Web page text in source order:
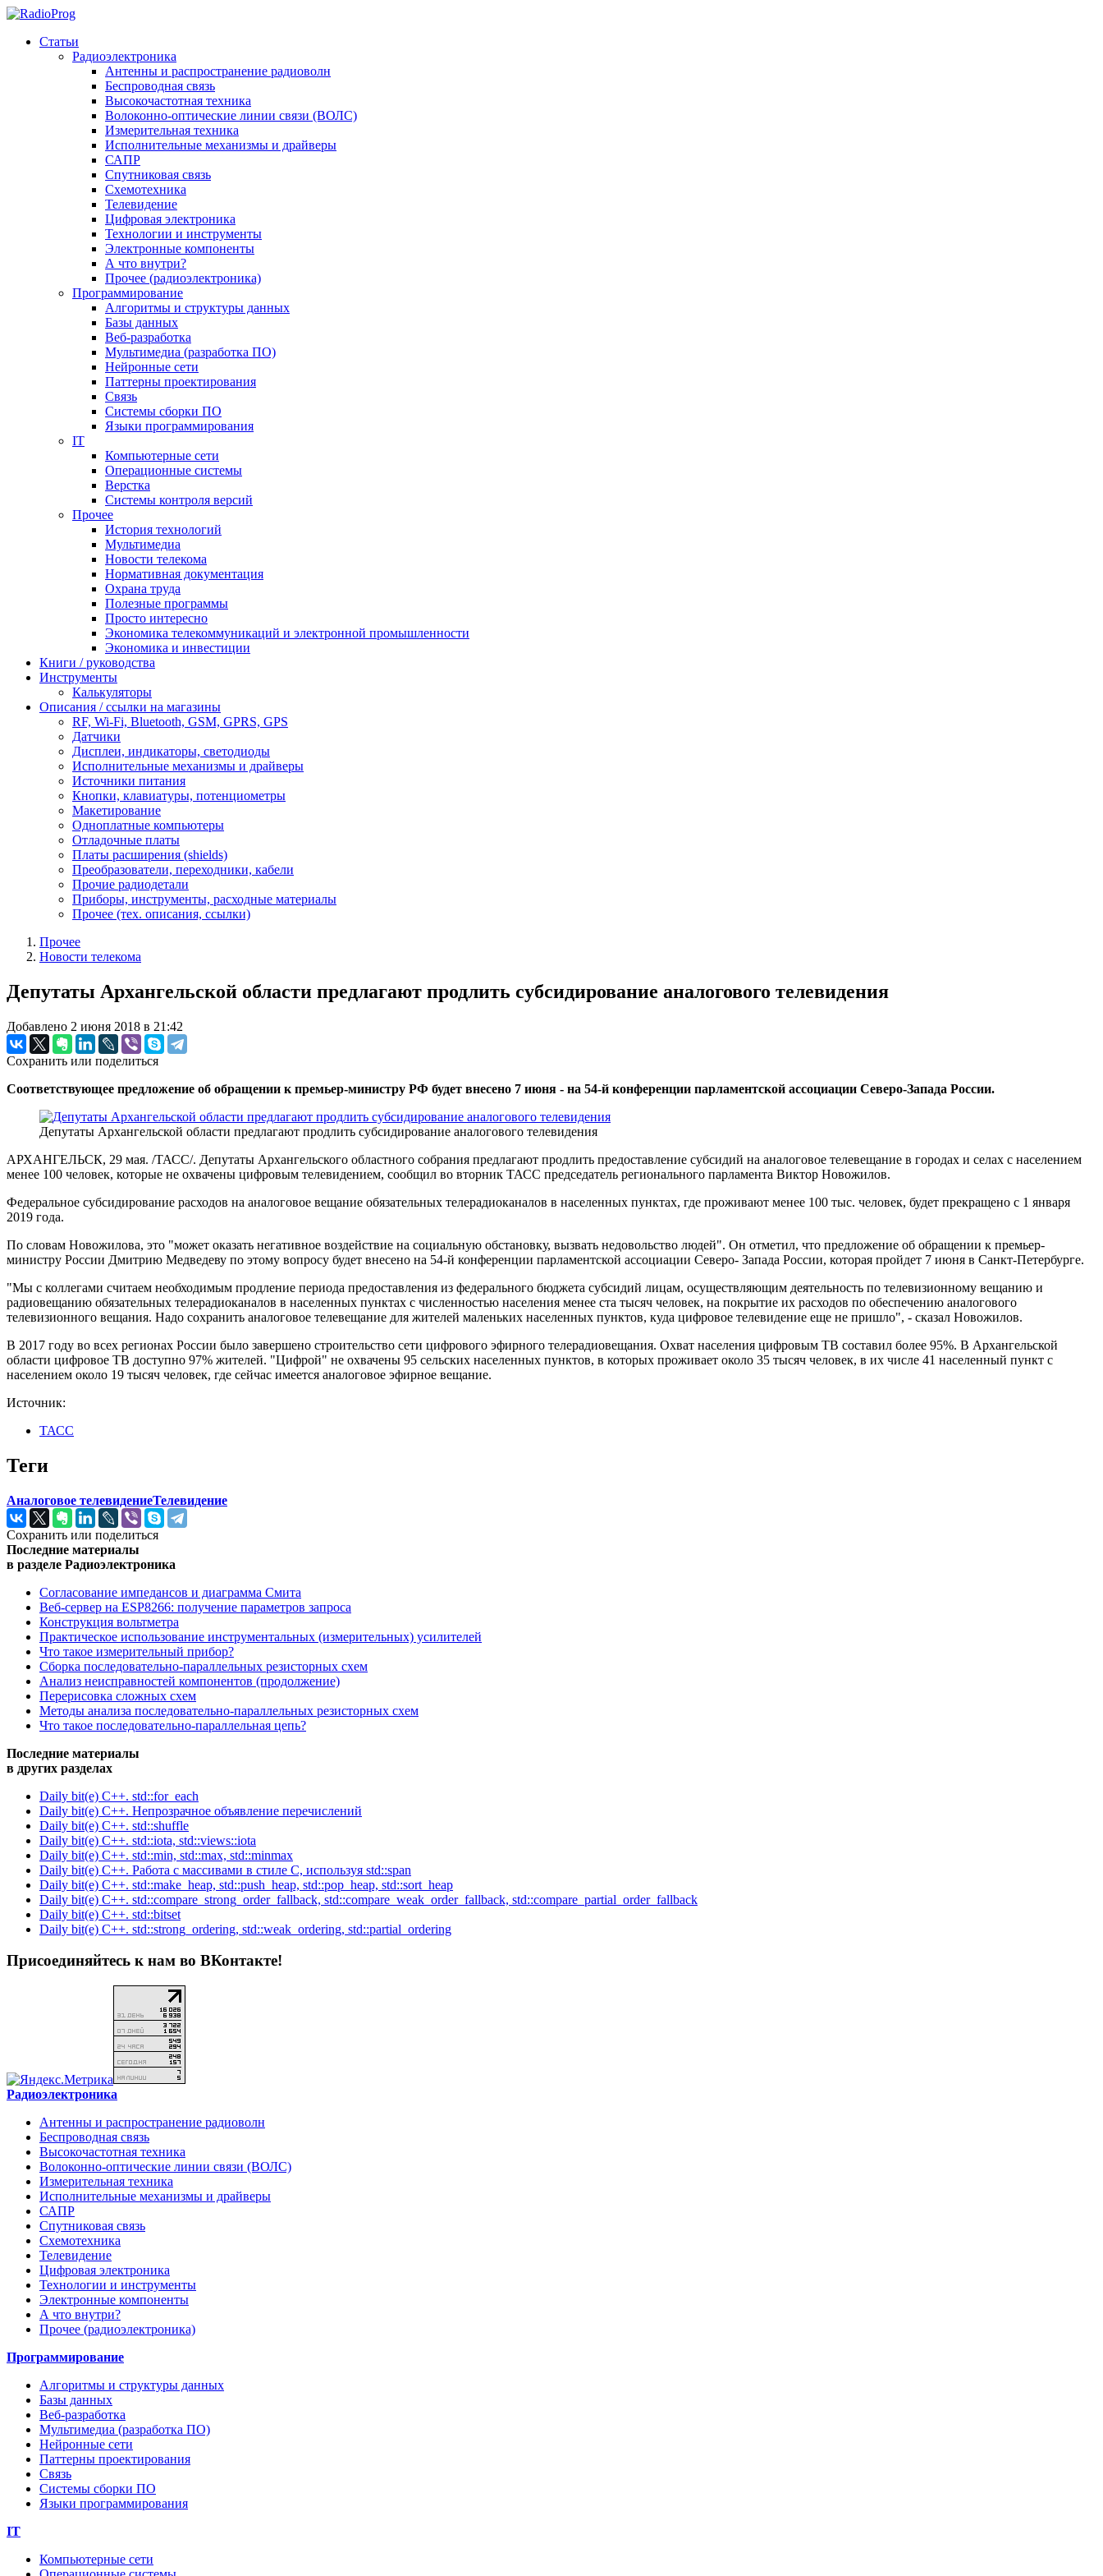
Статьи
Радиоэлектроника
Антенны и распространение радиоволн
Беспроводная связь
Высокочастотная техника
Волоконно-оптические линии связи (ВОЛС)
Измерительная техника
Исполнительные механизмы и драйверы
САПР
Спутниковая связь
Схемотехника
Телевидение
Цифровая электроника
Технологии и инструменты
Электронные компоненты
А что внутри?
Прочее (радиоэлектроника)
Программирование
Алгоритмы и структуры данных
Базы данных
Веб-разработка
Мультимедиа (разработка ПО)
Нейронные сети
Паттерны проектирования
Связь
Системы сборки ПО
Языки программирования
IT
Компьютерные сети
Операционные системы
Верстка
Системы контроля версий
Прочее
История технологий
Мультимедиа
Новости телекома
Нормативная документация
Охрана труда
Полезные программы
Просто интересно
Экономика телекоммуникаций и электронной промышленности
Экономика и инвестиции
Книги / руководства
Инструменты
Калькуляторы
Описания / ссылки на магазины
RF, Wi-Fi, Bluetooth, GSM, GPRS, GPS
Датчики
Дисплеи, индикаторы, светодиоды
Исполнительные механизмы и драйверы
Источники питания
Кнопки, клавиатуры, потенциометры
Макетирование
Одноплатные компьютеры
Отладочные платы
Платы расширения (shields)
Преобразователи, переходники, кабели
Прочие радиодетали
Приборы, инструменты, расходные материалы
Прочее (тех. описания, ссылки)
Прочее
Новости телекома
Депутаты Архангельской области предлагают продлить субсидирование аналогового телевидения
Добавлено 2 июня 2018 в 21:42
Сохранить или поделиться
Соответствующее предложение об обращении к премьер-министру РФ будет внесено 7 июня - на 54-й конференции парламентской ассоциации Северо-Запада России.
Депутаты Архангельской области предлагают продлить субсидирование аналогового телевидения
АРХАНГЕЛЬСК, 29 мая. /ТАСС/. Депутаты Архангельского областного собрания предлагают продлить предоставление субсидий на аналоговое телевещание в городах и селах с населением
менее 100 человек, которые не охвачены цифровым телевидением, сообщил во вторник ТАСС председатель регионального парламента Виктор Новожилов.
Федеральное субсидирование расходов на аналоговое вещание обязательных телерадиоканалов в населенных пунктах, где проживают менее 100 тыс. человек, будет прекращено с 1 января
2019 года.
По словам Новожилова, это "может оказать негативное воздействие на социальную обстановку, вызвать недовольство людей". Он отметил, что предложение об обращении к премьер-
министру России Дмитрию Медведеву по этому вопросу будет внесено на 54-й конференции парламентской ассоциации Северо- Запада России, которая пройдет 7 июня в Санкт-Петербурге.
"Мы с коллегами считаем необходимым продление периода предоставления из федерального бюджета субсидий лицам, осуществляющим деятельность по телевизионному вещанию и
радиовещанию обязательных телерадиоканалов в населенных пунктах с численностью населения менее ста тысяч человек, на покрытие их расходов по обеспечению аналогового
телевизионного вещания. Надо сохранить аналоговое телевещание для жителей маленьких населенных пунктов, куда цифровое телевидение еще не пришло", - сказал Новожилов.
В 2017 году во всех регионах России было завершено строительство сети цифрового эфирного телерадиовещания. Охват населения цифровым ТВ составил более 95%. В Архангельской
области цифровое ТВ доступно 97% жителей. "Цифрой" не охвачены 95 сельских населенных пунктов, в которых проживает около 35 тысяч человек, в их числе 41 населенный пункт с
населением около 19 тысяч человек, где сейчас имеется аналоговое эфирное вещание.
Источник:
ТАСС
Теги
Аналоговое телевидениеТелевидение
Сохранить или поделиться
Последние материалы
в разделе Радиоэлектроника
Согласование импедансов и диаграмма Смита
Веб-сервер на ESP8266: получение параметров запроса
Конструкция вольтметра
Практическое использование инструментальных (измерительных) усилителей
Что такое измерительный прибор?
Сборка последовательно-параллельных резисторных схем
Анализ неисправностей компонентов (продолжение)
Перерисовка сложных схем
Методы анализа последовательно-параллельных резисторных схем
Что такое последовательно-параллельная цепь?
Последние материалы
в других разделах
Daily bit(e) C++. std::for_each
Daily bit(e) C++. Непрозрачное объявление перечислений
Daily bit(e) C++. std::shuffle
Daily bit(e) C++. std::iota, std::views::iota
Daily bit(e) C++. std::min, std::max, std::minmax
Daily bit(e) C++. Работа с массивами в стиле C, используя std::span
Daily bit(e) C++. std::make_heap, std::push_heap, std::pop_heap, std::sort_heap
Daily bit(e) C++. std::compare_strong_order_fallback, std::compare_weak_order_fallback, std::compare_partial_order_fallback
Daily bit(e) C++. std::bitset
Daily bit(e) C++. std::strong_ordering, std::weak_ordering, std::partial_ordering
Присоединяйтесь к нам во ВКонтакте!
Радиоэлектроника
Антенны и распространение радиоволн
Беспроводная связь
Высокочастотная техника
Волоконно-оптические линии связи (ВОЛС)
Измерительная техника
Исполнительные механизмы и драйверы
САПР
Спутниковая связь
Схемотехника
Телевидение
Цифровая электроника
Технологии и инструменты
Электронные компоненты
А что внутри?
Прочее (радиоэлектроника)
Программирование
Алгоритмы и структуры данных
Базы данных
Веб-разработка
Мультимедиа (разработка ПО)
Нейронные сети
Паттерны проектирования
Связь
Системы сборки ПО
Языки программирования
IT
Компьютерные сети